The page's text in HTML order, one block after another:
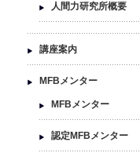
人間力研究所概要
講座案内
MFBメンター
MFBメンター
認定MFBメンター